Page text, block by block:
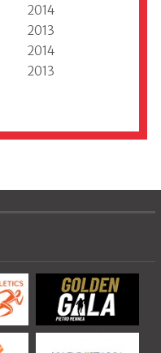
2014
2013
2014
2013